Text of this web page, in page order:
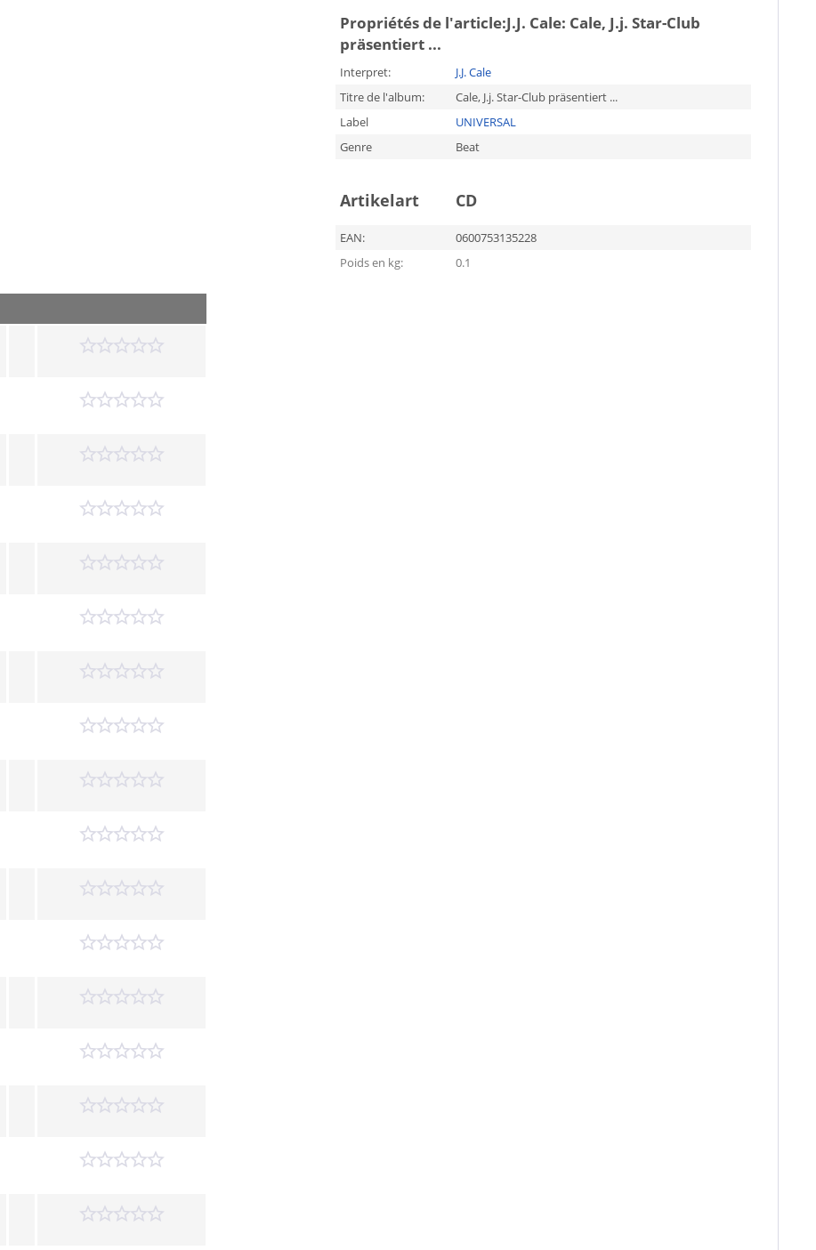
Propriétés de l'article:J.J. Cale: Cale, J.j. Star-Club
präsentiert ...
Interpret:
J.J. Cale
Titre de l'album:
Cale, J.j. Star-Club präsentiert ...
Label
UNIVERSAL
Genre
Beat
Artikelart CD
EAN:
0600753135228
Poids en kg:
0.1